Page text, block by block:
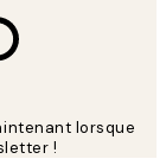
lorsque
!